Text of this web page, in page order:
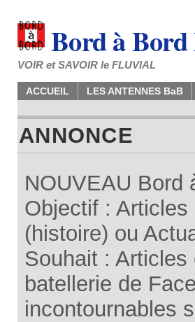
Bord à
VOIR et SAVOIR le FLUVIAL
ACCUEIL LES ANTENNES BaB
ANNONCE
NOUVEAU Bord
Objectif :
(histoire) ou
Souhait :
batellerie de
incontournables